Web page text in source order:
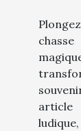
article